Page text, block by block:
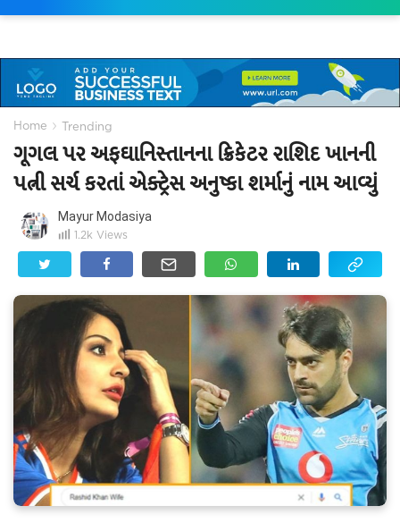
Home › Trending
ગૂગલ પર અફઘાનિસ્તાનના ક્રિકેટર રાશિદ ખાનની
પત્ની સર્ચ કરતાં એક્ટ્રેસ અનુષ્કા શર્માનું નામ આવ્યું
Mayur Modasiya
1.2k Views